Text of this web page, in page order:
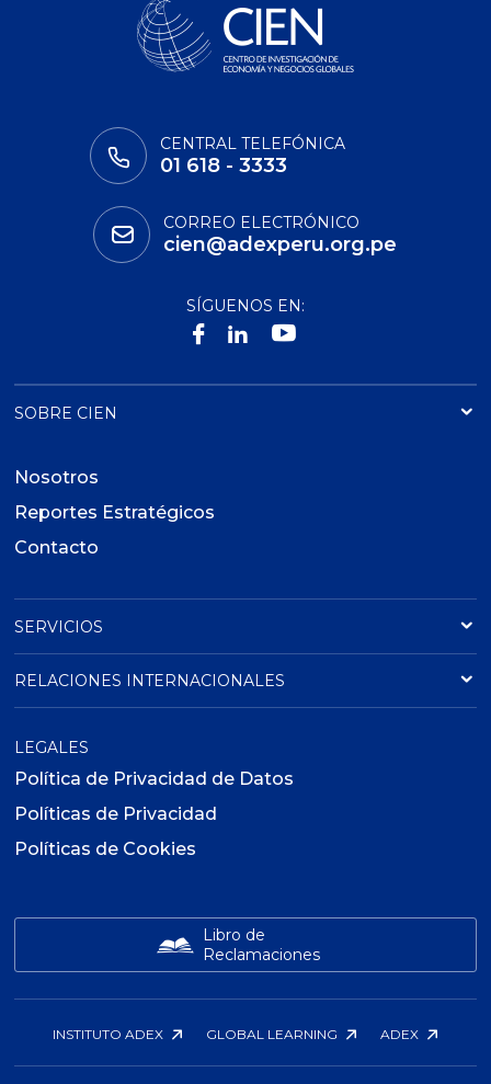
CENTRAL TELEFÓNICA
01 618 - 3333
CORREO ELECTRÓNICO
cien@adexperu.org.pe
SÍGUENOS EN:
SOBRE CIEN
Nosotros
Reportes Estratégicos
Contacto
SERVICIOS
RELACIONES INTERNACIONALES
LEGALES
Política de Privacidad de Datos
Políticas de Privacidad
Políticas de Cookies
Libro de
Reclamaciones
INSTITUTO ADEX GLOBAL LEARNING ADEX